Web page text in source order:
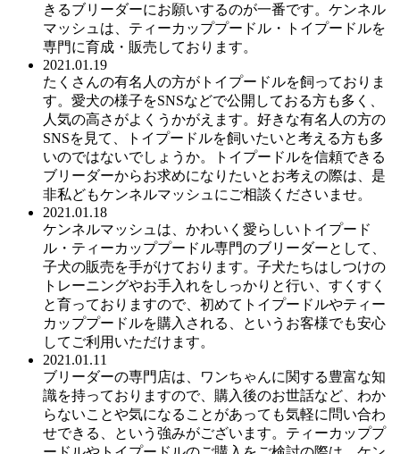
きるブリーダーにお願いするのが一番です。ケンネル
マッシュは、ティーカッププードル・トイプードルを
専門に育成・販売しております。
2021.01.19
たくさんの有名人の方がトイプードルを飼っておりま
す。愛犬の様子をSNSなどで公開しておる方も多く、
人気の高さがよくうかがえます。好きな有名人の方の
SNSを見て、トイプードルを飼いたいと考える方も多
いのではないでしょうか。トイプードルを信頼できる
ブリーダーからお求めになりたいとお考えの際は、是
非私どもケンネルマッシュにご相談くださいませ。
2021.01.18
ケンネルマッシュは、かわいく愛らしいトイプード
ル・ティーカッププードル専門のブリーダーとして、
子犬の販売を手がけております。子犬たちはしつけの
トレーニングやお手入れをしっかりと行い、すくすく
と育っておりますので、初めてトイプードルやティー
カッププードルを購入される、というお客様でも安心
してご利用いただけます。
2021.01.11
ブリーダーの専門店は、ワンちゃんに関する豊富な知
識を持っておりますので、購入後のお世話など、わか
らないことや気になることがあっても気軽に問い合わ
せできる、という強みがございます。ティーカッププ